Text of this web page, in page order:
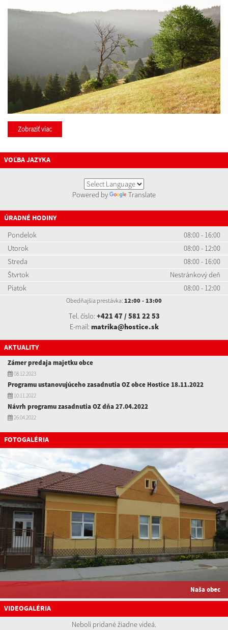
Zobraziť viac
VOĽBA JAZYKA
Powered by Translate
ÚRADNÉ HODINY
Pondelok
08:00 - 16:00
Utorok
08:00 - 12:00
Streda
08:00 - 16:00
Štvrtok
Nestránkový deň
Piatok
08:00 - 12:00
Obedňajšia prestávka: 12:00 - 13:00
Tel. číslo: +421 47 / 581 22 53
E-mail: matrika@hostice.sk
AKTUALITY
Zámer predaja majetku obce
08.12.2023
Programu ustanovujúceho zasadnutia OZ obce Hostice 18.11.2022
10.11.2022
Návrh programu zasadnutia OZ dňa 27.04.2022
26.04.2022
FOTOGALÉRIA
Naša obec
VIDEOGALÉRIA
Neboli pridané žiadne videá.